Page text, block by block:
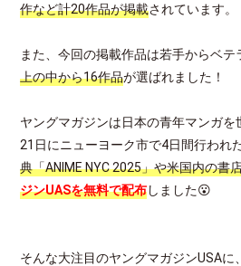
作など計20作品が掲載されています。
また、今回の掲載作品は若手からベテ
上の中から16作品が選ばれました！
ヤングマガジンは日本の青年マンガを
21日にニューヨーク市で4日間行われ
典「ANIME NYC 2025」や米国内の書
ジンUASを無料で配布しました😮
そんな大注目のヤングマガジンUSA